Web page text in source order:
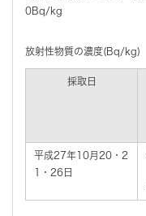
0Bq/kg
放射性物質の濃度(Bq/kg)
採取日
平成27年10月20・2
1・26日